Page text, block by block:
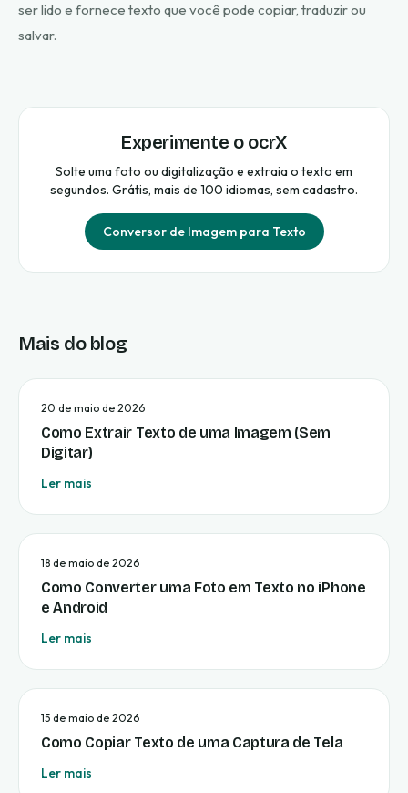
ser lido e fornece texto que você pode copiar, traduzir ou
salvar.
Experimente o ocrX
Solte uma foto ou digitalização e extraia o texto em
segundos. Grátis, mais de 100 idiomas, sem cadastro.
Conversor de Imagem para Texto
Mais do blog
20 de maio de 2026
Como Extrair Texto de uma Imagem (Sem
Digitar)
Ler mais
18 de maio de 2026
Como Converter uma Foto em Texto no iPhone
e Android
Ler mais
15 de maio de 2026
Como Copiar Texto de uma Captura de Tela
Ler mais